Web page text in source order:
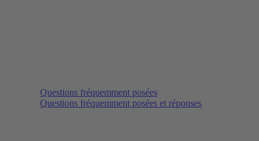
Questions fréquemment posées
Questions fréquemment posées et réponses